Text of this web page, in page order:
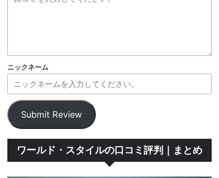
ニックネーム
Submit Review
ワールド・スタイルの口コミ評判｜まとめ